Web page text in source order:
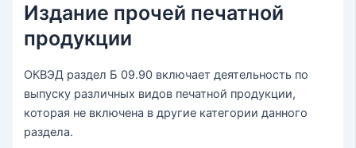
Издание прочей печатной
продукции
ОКВЭД раздел Б 09.90 включает деятельность по
выпуску различных видов печатной продукции,
которая не включена в другие категории данного
раздела.